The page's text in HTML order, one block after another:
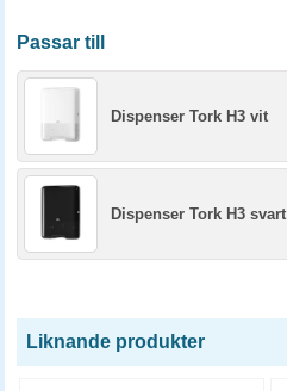
Passar till
Dispenser Tork H3 vit
Dispenser Tork H3 svart
Liknande produkter